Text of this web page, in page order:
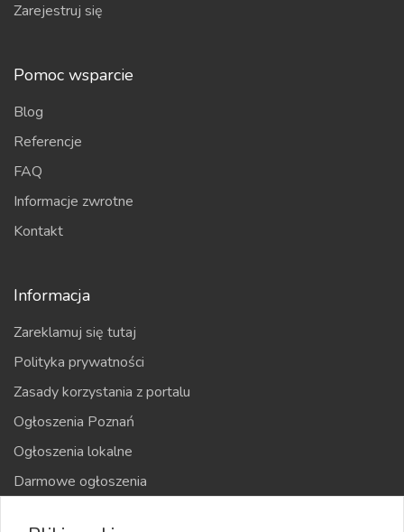
Zarejestruj się
Pomoc wsparcie
Blog
Referencje
FAQ
Informacje zwrotne
Kontakt
Informacja
Zareklamuj się tutaj
Polityka prywatności
Zasady korzystania z portalu
Ogłoszenia Poznań
Ogłoszenia lokalne
Darmowe ogłoszenia